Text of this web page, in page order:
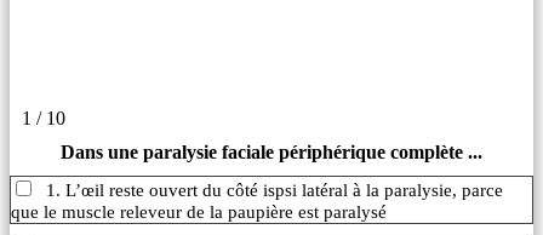
1 / 10
Dans une paralysie faciale périphérique complète ...
1. L’œil reste ouvert du côté ispsi latéral à la paralysie, parce
que le muscle releveur de la paupière est paralysé